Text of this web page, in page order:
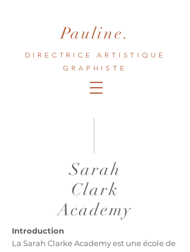
Pauline.
DIRECTRICE ARTISTIQUE
GRAPHISTE
Sarah
Clark
Academy
Introduction
La Sarah Clarke Academy est une école de